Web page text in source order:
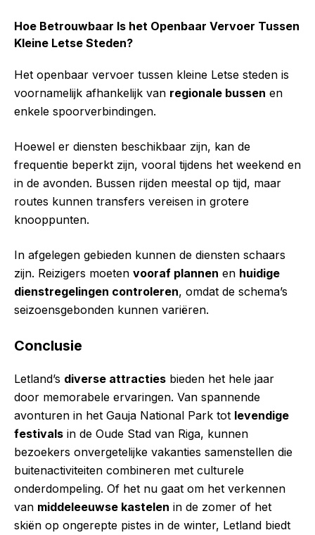
Hoe Betrouwbaar Is het Openbaar Vervoer Tussen
Kleine Letse Steden?
Het openbaar vervoer tussen kleine Letse steden is
voornamelijk afhankelijk van regionale bussen en
enkele spoorverbindingen.
Hoewel er diensten beschikbaar zijn, kan de
frequentie beperkt zijn, vooral tijdens het weekend en
in de avonden. Bussen rijden meestal op tijd, maar
routes kunnen transfers vereisen in grotere
knooppunten.
In afgelegen gebieden kunnen de diensten schaars
zijn. Reizigers moeten vooraf plannen en huidige
dienstregelingen controleren, omdat de schema’s
seizoensgebonden kunnen variëren.
Conclusie
Letland’s diverse attracties bieden het hele jaar
door memorabele ervaringen. Van spannende
avonturen in het Gauja National Park tot levendige
festivals in de Oude Stad van Riga, kunnen
bezoekers onvergetelijke vakanties samenstellen die
buitenactiviteiten combineren met culturele
onderdompeling. Of het nu gaat om het verkennen
van middeleeuwse kastelen in de zomer of het
skiën op ongerepte pistes in de winter, Letland biedt